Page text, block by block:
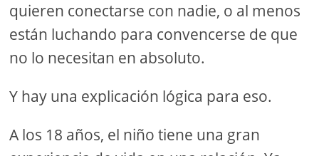
quieren conectarse con nadie, o al menos
están luchando para convencerse de que
no lo necesitan en absoluto.
Y hay una explicación lógica para eso.
A los 18 años, el niño tiene una gran